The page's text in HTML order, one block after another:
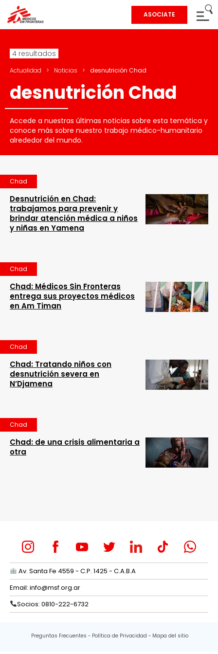
ASOCIATE
4 resultados
Actualidad > Noticias > desnutrición Chad
desnutrición Chad
Accede a nuestras últimas noticias sobre esta temática y
conoce más sobre nuestro trabajo médico-humanitario
alrededor del mundo.
Chad
Desnutrición en Chad:
trabajamos para prevenir y
brindar atención médica a niños
y niñas en Yamena
Chad
Chad: Médicos Sin Fronteras
entrega sus proyectos médicos
en Am Timan
Chad
Chad: Tratando niños con
desnutrición severa en
N’Djamena
Chad
Chad: de una crisis alimentaria a
otra
Av. Santa Fe 4559 - C.P. 1425 - C.A.B.A
Email: info@msf.org.ar
Socios: 0810-222-6732
Preguntas Frecuentes Política de Privacidad Mapa del sitio